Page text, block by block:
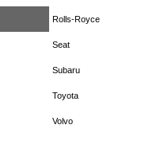
Rolls-Royce
Seat
Subaru
Toyota
Volvo